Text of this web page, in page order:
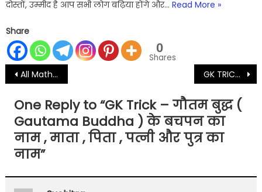
दोस्तों, उम्मीद है आप सभी लोग बढ़िया होंगे और…Read More »
Share
0
Shares
Post
navigation
All Maths notes pdf | maths notes pdf in hindi download GK TRICK – केंद्र सरकार और राज्य सरकार द्वारा नागरिकों पर आरोपित कर ( gk tricks government Taxes )
One Reply to “GK Trick – गौतम बुद्ध (
Gautama Buddha ) के बचपन का
नाम , माता , पिता , पत्नी और पुत्र का
नाम”